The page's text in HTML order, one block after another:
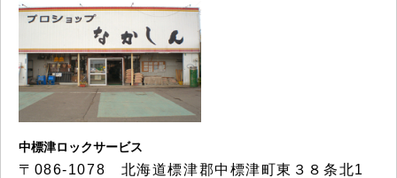
中標津ロックサービス
〒086-1078 北海道標津郡中標津町東３８条北1